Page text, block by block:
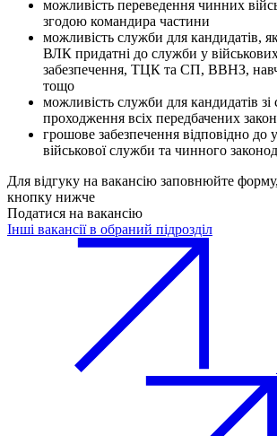
можливість переведення чинних
згодою командира частини
можливість служби для кандидатів,
ВЛК придатні до служби у
забезпечення, ТЦК та СП, ВВНЗ,
тощо
можливість служби для кандидатів зі
проходження всіх передбачених
грошове забезпечення відповідно
військової служби та чинного
Для відгуку на вакансію заповнюйте
кнопку нижче
Податися на вакансію
Інші вакансії в обраний підрозділ